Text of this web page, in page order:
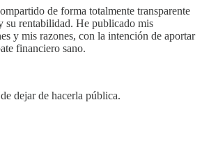
de forma totalmente transparente
su rentabilidad. He publicado mis
y mis razones, con la intención de aportar
financiero sano.
dejar de hacerla pública.